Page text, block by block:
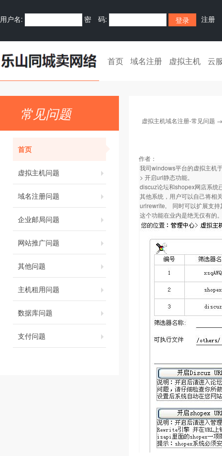
用户名: 密 码: 注册
首页 域名注册 虚拟主机 云
常见问题
首页
虚拟主机问题
域名注册问题
企业邮局问题
网站推广问题
其他问题
主机租用问题
数据库问题
支付问题
虚拟主机域名注册-常见问题
作者：
我司windows平台的虚拟主机
> 开启url静态功能。
discuz论坛和shopex网店系统
其他系统，用户可以自己将相
urlrewrite, 同时可以扩展支持
这个功能在业内是绝无仅有的